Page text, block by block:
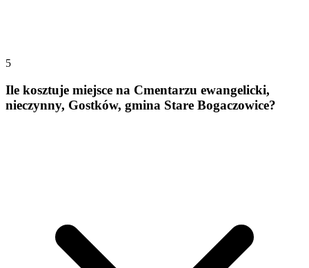
5
Ile kosztuje miejsce na Cmentarzu ewangelicki,
nieczynny, Gostków, gmina Stare Bogaczowice?